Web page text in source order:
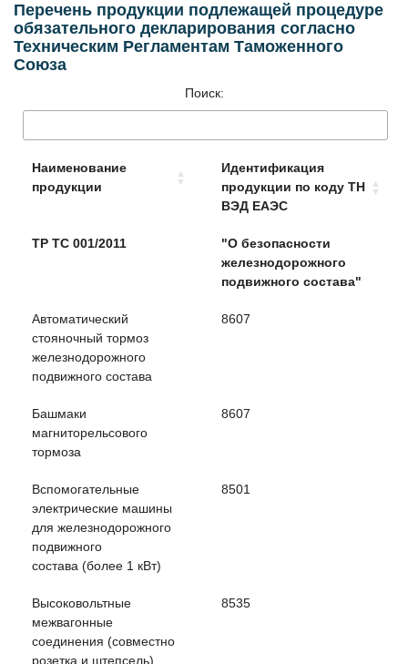
Перечень продукции подлежащей процедуре
обязательного декларирования согласно
Техническим Регламентам Таможенного
Союза
Поиск:
Наименование
продукции
Идентификация
продукции по коду ТН
ВЭД ЕАЭС
ВЭД ЕАЭС
ТР ТС 001/2011
"О безопасности
железнодорожного
подвижного состава"
Автоматический
стояночный тормоз
железнодорожного
подвижного состава
8607
Башмаки
магниторельсового
тормоза
8607
Вспомогательные
электрические машины
для железнодорожного
подвижного
состава (более 1 кВт)
8501
Высоковольтные
межвагонные
соединения (совместно
розетка и штепсель)
8535